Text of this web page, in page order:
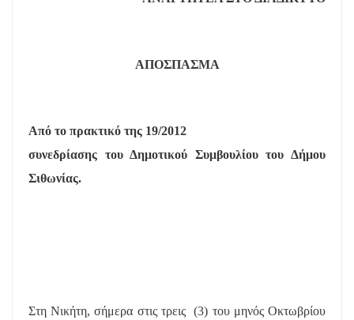
ΑΠΟΣΠΑΣΜΑ
Από το πρακτικό της 19/2012
συνεδρίασης του Δημοτικού Συμβουλίου του Δήμου
Σιθωνίας.
Στη Νικήτη, σήμερα στις τρεις
(3) του μηνός Οκτωβρίου